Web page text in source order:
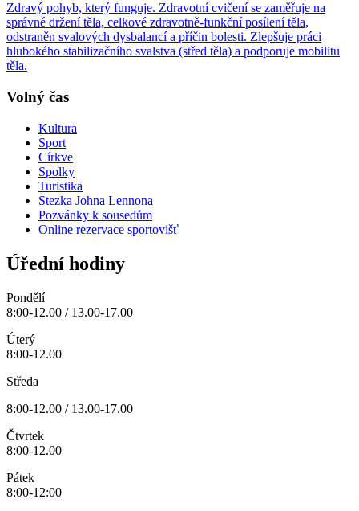
Zdravý pohyb, který funguje. Zdravotní cvičení se zaměřuje na
správné držení těla, celkové zdravotně-funkční posílení těla,
odstraněn svalových dysbalancí a příčin bolesti. Zlepšuje práci
hlubokého stabilizačního svalstva (střed těla) a podporuje mobilitu
těla.
Volný čas
Kultura
Sport
Církve
Spolky
Turistika
Stezka Johna Lennona
Pozvánky k sousedům
Online rezervace sportovišť
Úřední hodiny
Pondělí
8:00-12.00 / 13.00-17.00
Úterý
8:00-12.00
Středa
8:00-12.00 / 13.00-17.00
Čtvrtek
8:00-12.00
Pátek
8:00-12:00